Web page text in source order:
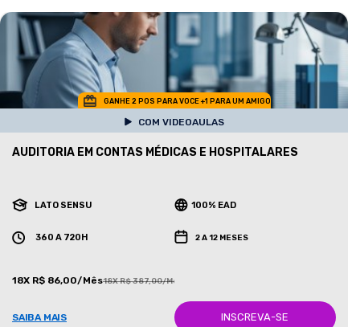
GANHE 2 POS PARA VOCE +1 PARA UM AMIGO
COM VIDEOAULAS
AUDITORIA EM CONTAS MÉDICAS E HOSPITALARES
LATO SENSU 100% EAD
360 A 720H 2 A 12 MESES
18X R$ 86,00/Mês18X R$ 387,00/Mês
SAIBA MAIS INSCREVA-SE